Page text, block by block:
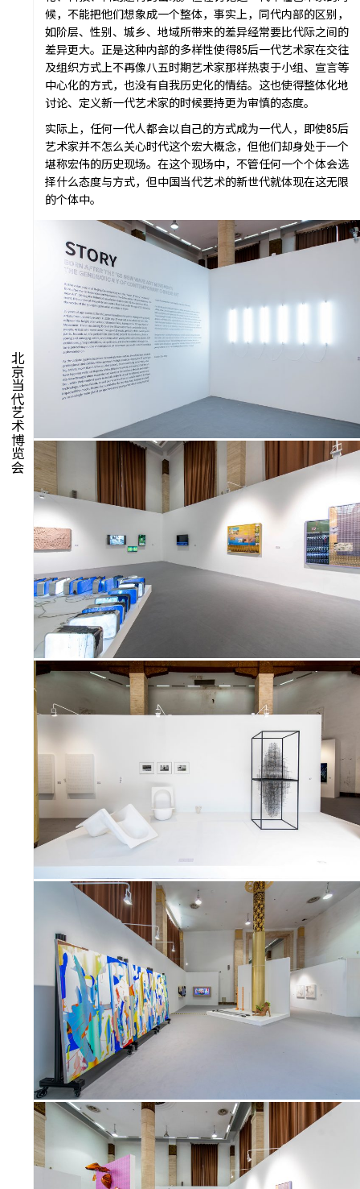
力
时
饮
别
术
目
北京当代艺术博览会
候，不能把他们想象成一个整体，事实上，同代内部的区别，
如阶层、性别、城乡、地域所带来的差异经常要比代际之间的
差异更大。正是这种内部的多样性使得85后一代艺术家在交往
及组织方式上不再像八五时期艺术家那样热衷于小组、宣言等
中心化的方式，也没有自我历史化的情结。这也使得整体化地
讨论、定义新一代艺术家的时候要持更为审慎的态度。
实际上，任何一代人都会以自己的方式成为一代人，即使85后
艺术家并不怎么关心时代这个宏大概念，但他们却身处于一个
堪称宏伟的历史现场。在这个现场中，不管任何一个个体会选
择什么态度与方式，但中国当代艺术的新世代就体现在这无限
的个体中。